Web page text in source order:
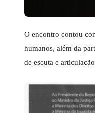
O encontro contou
humanos, além da
de escuta e